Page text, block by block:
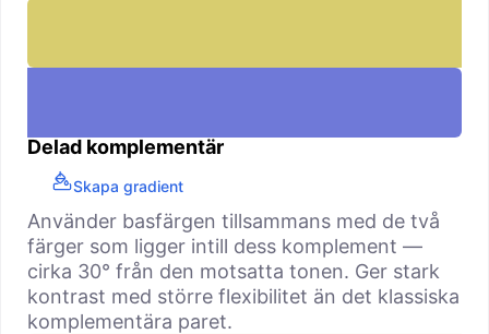
Delad komplementär
Skapa gradient
Använder basfärgen tillsammans med de två
färger som ligger intill dess komplement —
cirka 30° från den motsatta tonen. Ger stark
kontrast med större flexibilitet än det klassiska
komplementära paret.